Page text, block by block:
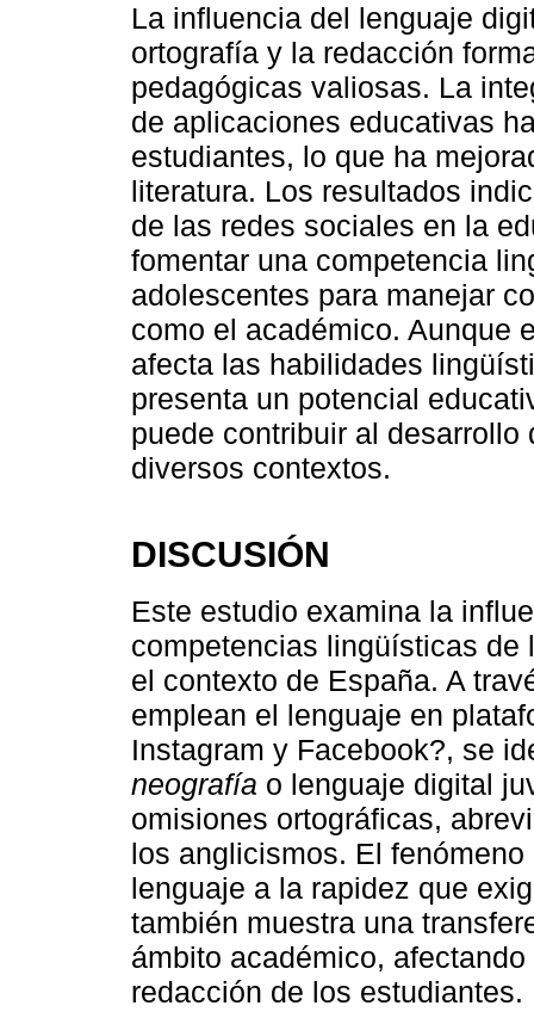
La influencia del lenguaje
ortografía y la redacción
pedagógicas valiosas. La
de aplicaciones educativas
estudiantes, lo que ha
literatura. Los resultados
de las redes sociales en la
fomentar una competencia
adolescentes para manejar
como el académico. Aunque
afecta las habilidades
presenta un potencial
puede contribuir al
diversos contextos.
DISCUSIÓN
Este estudio examina la
competencias lingüísticas de
el contexto de España. A
emplean el lenguaje en
Instagram y Facebook?, se
neografía o lenguaje digital
omisiones ortográficas,
los anglicismos. El
lenguaje a la rapidez que
también muestra una
ámbito académico,
redacción de los estudiantes.